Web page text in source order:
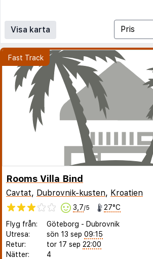
Visa karta
Rooms Villa Bind
Cavtat, Dubrovnik-kusten, Kroatien
3,7/5 27°C
Flyg från: Göteborg - Dubrovnik
Utresa:
sön 13 sep 09:15
Retur:
tor 17 sep 22:00
Nätter:
4